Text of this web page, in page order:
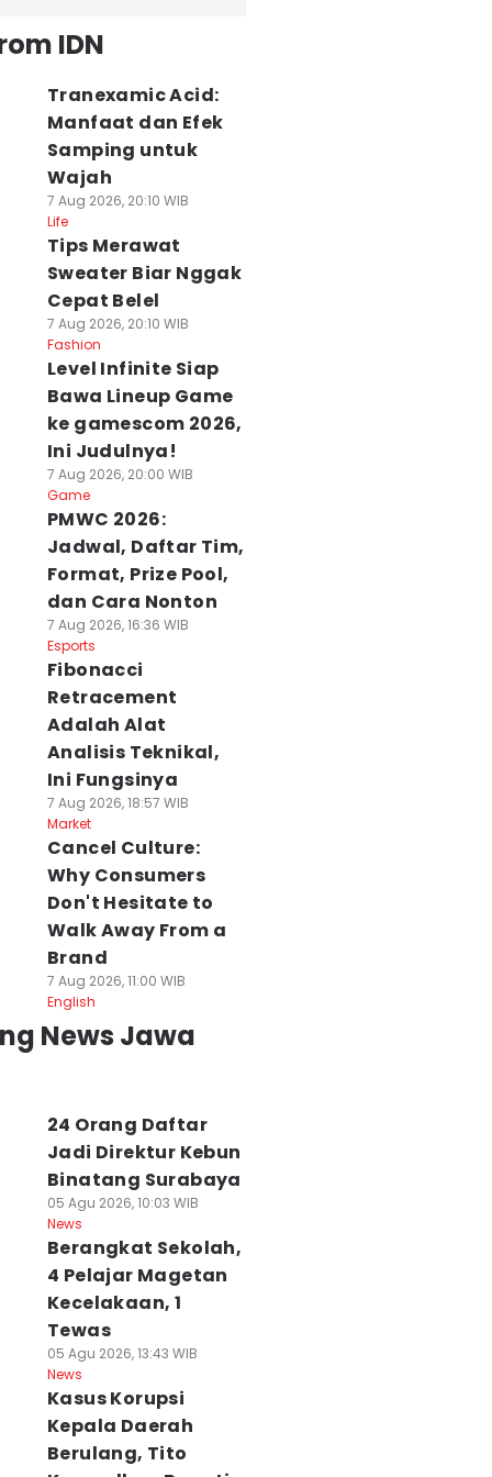
IDN
Tranexamic Acid:
Manfaat dan Efek
Samping untuk
Wajah
7 Aug 2026, 20:10 WIB
Life
Tips Merawat
Sweater Biar Nggak
Cepat Belel
7 Aug 2026, 20:10 WIB
Fashion
Level Infinite Siap
Bawa Lineup Game
ke gamescom 2026,
Ini Judulnya!
7 Aug 2026, 20:00 WIB
Game
PMWC 2026:
Jadwal, Daftar Tim,
Format, Prize Pool,
dan Cara Nonton
7 Aug 2026, 16:36 WIB
Esports
Fibonacci
Retracement
Adalah Alat
Analisis Teknikal,
Ini Fungsinya
7 Aug 2026, 18:57 WIB
Market
Cancel Culture:
Why Consumers
Don't Hesitate to
Walk Away From a
Brand
7 Aug 2026, 11:00 WIB
English
News Jawa
24 Orang Daftar
Jadi Direktur Kebun
Binatang Surabaya
05 Agu 2026, 10:03 WIB
News
Berangkat Sekolah,
4 Pelajar Magetan
Kecelakaan, 1
Tewas
05 Agu 2026, 13:43 WIB
News
Kasus Korupsi
Kepala Daerah
Berulang, Tito